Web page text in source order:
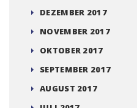
DEZEMBER 2017
NOVEMBER 2017
OKTOBER 2017
SEPTEMBER 2017
AUGUST 2017